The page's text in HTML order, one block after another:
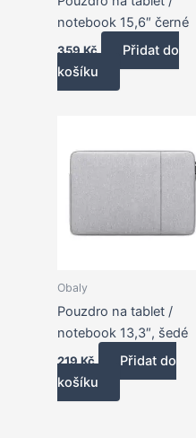
notebook 15,6″ černé
359Kč
Přidat do
košíku
Obaly
Pouzdro na tablet /
notebook 13,3″, šedé
219Kč
Přidat do
košíku